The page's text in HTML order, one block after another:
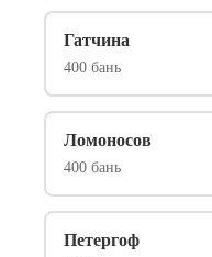
Гатчина
400 бань
Ломоносов
400 бань
Петергоф